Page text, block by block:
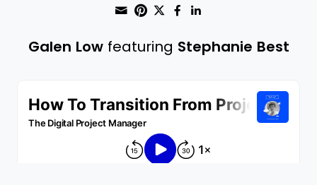
Share through Email
Print this page
Share on Pinterest
Share on Twitter
Share on
Galen Lowfeaturing Stephanie Best